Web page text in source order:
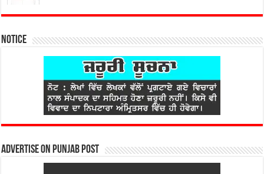
Notice
Advertise on Punjab Post